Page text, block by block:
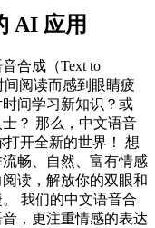
AI 应用
合成（Text to
间阅读而感到眼睛疲
间学习新知识？或
？ 那么，中文语音
打开全新的世界！ 想
畅、自然、富有情感
读，解放你的双眼和
我们的中文语音合
，更注重情感的表达